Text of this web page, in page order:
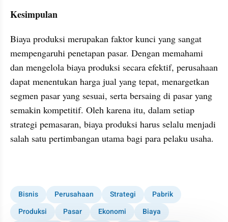
Kesimpulan
Biaya produksi merupakan faktor kunci yang sangat
mempengaruhi penetapan pasar. Dengan memahami
dan mengelola biaya produksi secara efektif, perusahaan
dapat menentukan harga jual yang tepat, menargetkan
segmen pasar yang sesuai, serta bersaing di pasar yang
semakin kompetitif. Oleh karena itu, dalam setiap
strategi pemasaran, biaya produksi harus selalu menjadi
salah satu pertimbangan utama bagi para pelaku usaha.
Bisnis Perusahaan Strategi
Pabrik
Produksi
Pasar Ekonomi Biaya